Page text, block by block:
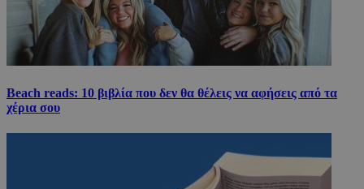
Beach reads: 10 βιβλία που δεν θα θέλεις να αφήσεις από τα
χέρια σου